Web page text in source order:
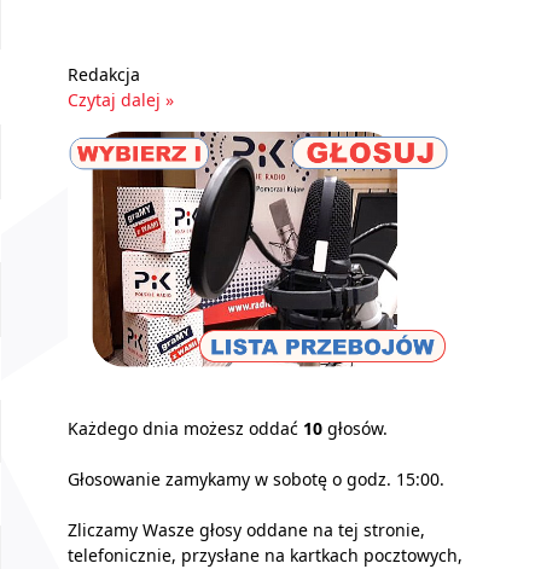
Redakcja
Czytaj dalej »
Każdego dnia możesz oddać 10 głosów.
Głosowanie zamykamy w sobotę o godz. 15:00.
Zliczamy Wasze głosy oddane na tej stronie,
telefonicznie, przysłane na kartkach pocztowych,